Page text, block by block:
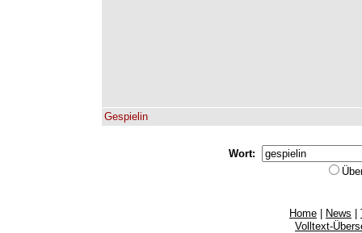
Gespielin
Wort:
Home News
Volltext-